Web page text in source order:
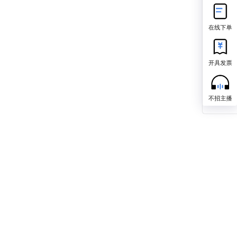
在线下单
开具发票
不招主播